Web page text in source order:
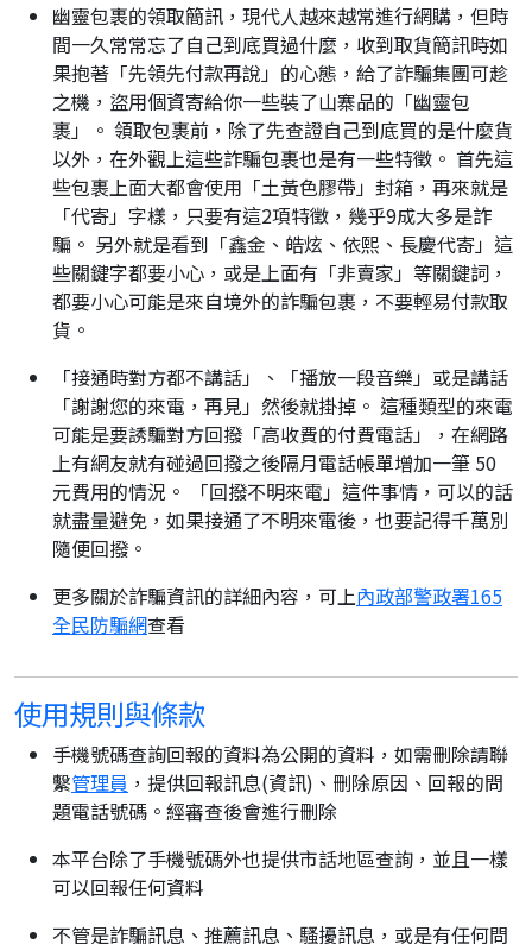
幽靈包裹的領取簡訊，現代人越來越常進行網購，但時
間一久常常忘了自己到底買過什麼，收到取貨簡訊時如
果抱著「先領先付款再說」的心態，給了詐騙集團可趁
之機，盜用個資寄給你一些裝了山寨品的「幽靈包
裹」。 領取包裹前，除了先查證自己到底買的是什麼貨
以外，在外觀上這些詐騙包裹也是有一些特徵。 首先這
些包裹上面大都會使用「土黃色膠帶」封箱，再來就是
「代寄」字樣，只要有這2項特徵，幾乎9成大多是詐
騙。 另外就是看到「鑫金、皓炫、依熙、長慶代寄」這
些關鍵字都要小心，或是上面有「非賣家」等關鍵詞，
都要小心可能是來自境外的詐騙包裹，不要輕易付款取
貨。
「接通時對方都不講話」、「播放一段音樂」或是講話
「謝謝您的來電，再見」然後就掛掉。 這種類型的來電
可能是要誘騙對方回撥「高收費的付費電話」，在網路
上有網友就有碰過回撥之後隔月電話帳單增加一筆 50
元費用的情況。 「回撥不明來電」這件事情，可以的話
就盡量避免，如果接通了不明來電後，也要記得千萬別
隨便回撥。
更多關於詐騙資訊的詳細內容，可上內政部警政署165
全民防騙網查看
使用規則與條款
手機號碼查詢回報的資料為公開的資料，如需刪除請聯
繫管理員 ，提供回報訊息(資訊)、刪除原因、回報的問
題電話號碼。經審查後會進行刪除
本平台除了手機號碼外也提供市話地區查詢，並且一樣
可以回報任何資料
不管是詐騙訊息、推薦訊息、騷擾訊息，或是有任何問